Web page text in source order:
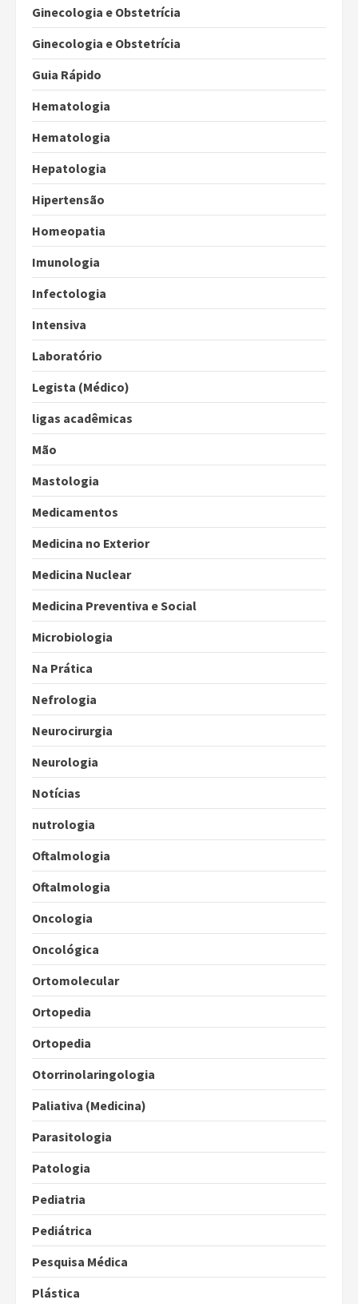
Ginecologia e Obstetrícia
Ginecologia e Obstetrícia
Guia Rápido
Hematologia
Hematologia
Hepatologia
Hipertensão
Homeopatia
Imunologia
Infectologia
Intensiva
Laboratório
Legista (Médico)
ligas acadêmicas
Mão
Mastologia
Medicamentos
Medicina no Exterior
Medicina Nuclear
Medicina Preventiva e Social
Microbiologia
Na Prática
Nefrologia
Neurocirurgia
Neurologia
Notícias
nutrologia
Oftalmologia
Oftalmologia
Oncologia
Oncológica
Ortomolecular
Ortopedia
Ortopedia
Otorrinolaringologia
Paliativa (Medicina)
Parasitologia
Patologia
Pediatria
Pediátrica
Pesquisa Médica
Plástica